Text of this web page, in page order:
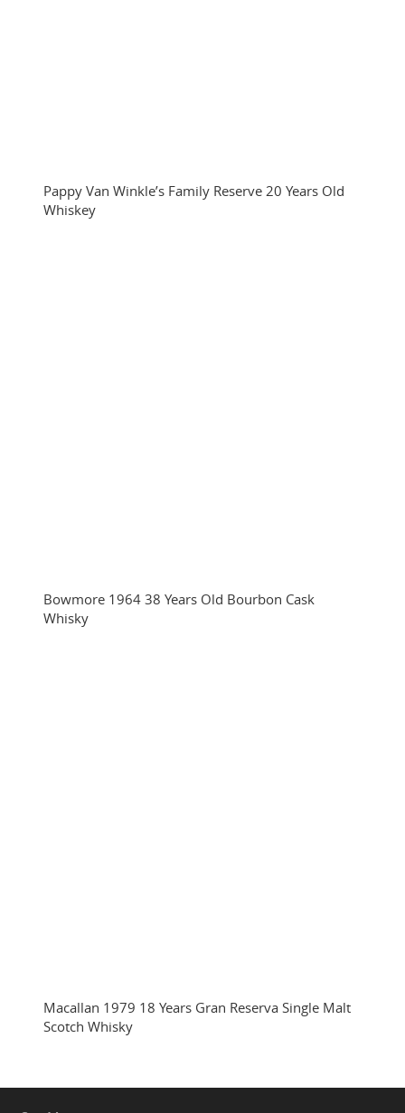
Pappy Van Winkle’s Family Reserve 20 Years Old
Whiskey
Bowmore 1964 38 Years Old Bourbon Cask
Whisky
Macallan 1979 18 Years Gran Reserva Single Malt
Scotch Whisky